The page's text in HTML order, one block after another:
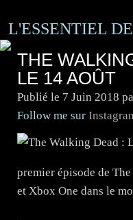
L'ESSENTIEL
THE
LE 14 AOÛT
Publié le 7 Juin 2018
Follow me sur
premier épisode de
et Xbox One dans le